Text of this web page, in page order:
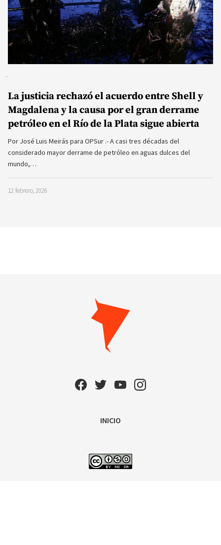
La justicia rechazó el acuerdo entre Shell y
Magdalena y la causa por el gran derrame
petróleo en el Río de la Plata sigue abierta
Por José Luis Meirás para OPSur .- A casi tres décadas del
considerado mayor derrame de petróleo en aguas dulces del
mundo,…
12 febrero, 2026
INICIO